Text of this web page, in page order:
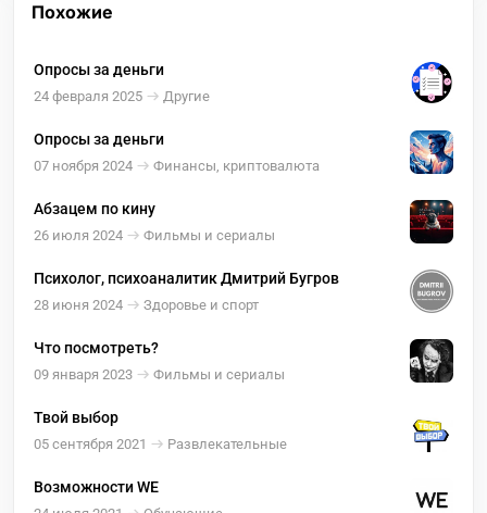
Похожие
Опросы за деньги
24 февраля 2025 Другие
Опросы за деньги
07 ноября 2024 Финансы, криптовалюта
Абзацем по кину
26 июля 2024 Фильмы и сериалы
Психолог, психоаналитик Дмитрий Бугров
28 июня 2024 Здоровье и спорт
Что посмотреть?
09 января 2023 Фильмы и сериалы
Твой выбор
05 сентября 2021 Развлекательные
Возможности WE